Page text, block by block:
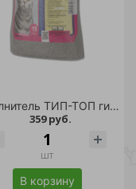
Наполнитель ТИП-ТОП гигиенический для короткошерстных кошек 15л/1
359 руб.
шт
В корзину